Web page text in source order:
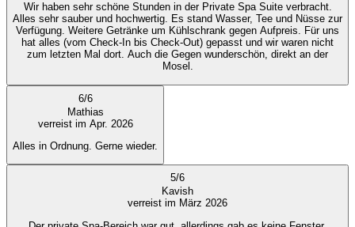
Wir haben sehr schöne Stunden in der Private Spa Suite verbracht.
Alles sehr sauber und hochwertig. Es stand Wasser, Tee und Nüsse zur
Verfügung. Weitere Getränke um Kühlschrank gegen Aufpreis. Für uns
hat alles (vom Check-In bis Check-Out) gepasst und wir waren nicht
zum letzten Mal dort. Auch die Gegen wunderschön, direkt an der
Mosel.
6/6
Mathias
verreist im Apr. 2026
Alles in Ordnung. Gerne wieder.
5/6
Kavish
verreist im März 2026